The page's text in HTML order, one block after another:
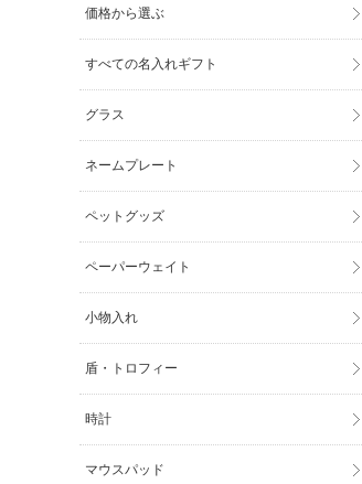
価格から選ぶ
すべての名入れギフト
グラス
ネームプレート
ペットグッズ
ペーパーウェイト
小物入れ
盾・トロフィー
時計
マウスパッド